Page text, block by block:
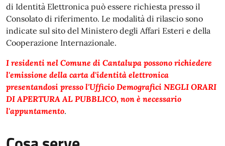
di Identità Elettronica può essere richiesta presso il
Consolato di riferimento. Le modalità di rilascio sono
indicate sul sito del Ministero degli Affari Esteri e della
Cooperazione Internazionale.
I residenti nel Comune di Cantalupa possono richiedere
l'emissione della carta d'identità elettronica
presentandosi presso l'Ufficio Demografici NEGLI ORARI
DI APERTURA AL PUBBLICO, non è necessario
l'appuntamento.